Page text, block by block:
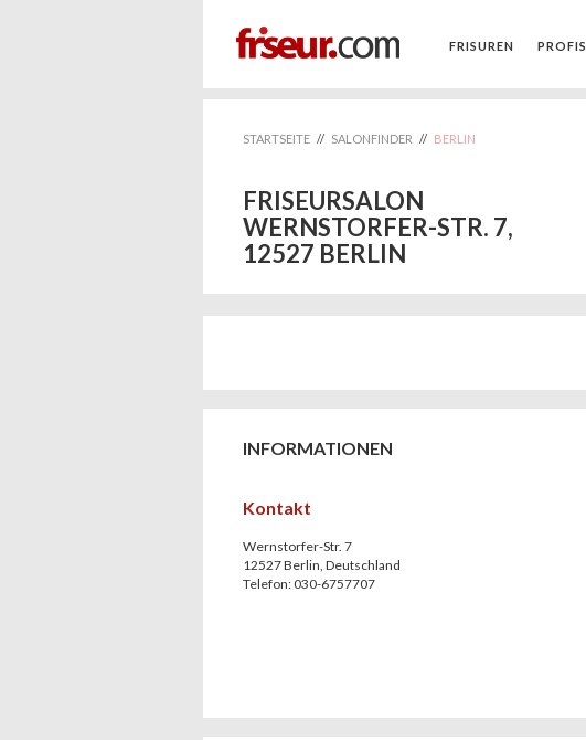
FRISUREN PROFIS
STARTSEITE // SALONFINDER // BERLIN
FRISEURSALON
WERNSTORFER-STR. 7,
12527 BERLIN
INFORMATIONEN
Kontakt
Wernstorfer-Str. 7
12527Berlin, Deutschland
Telefon: 030-6757707